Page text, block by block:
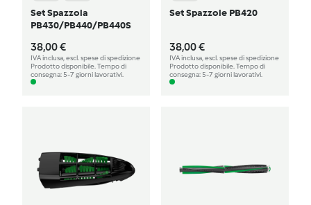
Set Spazzola
PB430/PB440/PB440S
38,00 €
IVA inclusa, escl. spese di spedizione
Prodotto disponibile. Tempo di
consegna: 5-7 giorni lavorativi.
Set Spazzole PB420
38,00 €
IVA inclusa, escl. spese di spedizione
Prodotto disponibile. Tempo di
consegna: 5-7 giorni lavorativi.